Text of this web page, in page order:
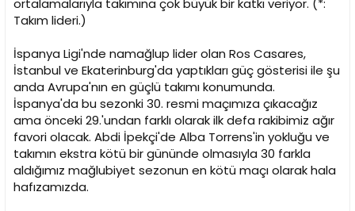
ortalamalarıyla takımına çok büyük bir katkı veriyor. (*:
Takım lideri.)
İspanya Ligi'nde namağlup lider olan Ros Casares,
İstanbul ve Ekaterinburg'da yaptıkları güç gösterisi ile şu
anda Avrupa'nın en güçlü takımı konumunda.
İspanya'da bu sezonki 30. resmi maçımıza çıkacağız
ama önceki 29.'undan farklı olarak ilk defa rakibimiz ağır
favori olacak. Abdi İpekçi'de Alba Torrens'in yokluğu ve
takımın ekstra kötü bir gününde olmasıyla 30 farkla
aldığımız mağlubiyet sezonun en kötü maçı olarak hala
hafızamızda.